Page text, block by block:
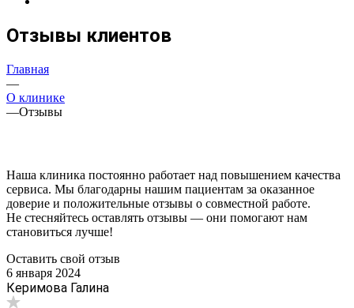
Отзывы клиентов
Главная
—
О клинике
—Отзывы
Наша клиника постоянно работает над повышением качества
сервиса. Мы благодарны нашим пациентам за оказанное
доверие и положительные отзывы о совместной работе.
Не стесняйтесь оставлять отзывы — они помогают нам
становиться лучше!
Оставить свой отзыв
6 января 2024
Керимова Галина